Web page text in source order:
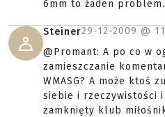
6mm to żaden problem.
Steiner29-12-2009 @
@Promant: A po co w
zamieszczanie
WMASG? A może ktoś
siebie i rzeczywistości i
zamknięty klub